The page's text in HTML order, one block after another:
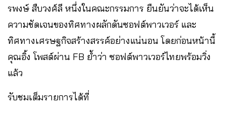
รพงษ์ สืบวงศ์ลี หนึ่งในคณะกรรมการ ยืนยันว่าจะได้เห็น
ความชัดเจนของทิศทางผลักดันซอฟต์พาวเวอร์ และ
ทิศทางเศรษฐกิจสร้างสรรค์อย่างแน่นอน โดยก่อนหน้านี้
คุณอิ้ง โพสต์ผ่าน FB ย้ำว่า ซอฟต์พาวเวอร์ไทยพร้อมวิ่ง
แล้ว​
รับชมเต็มรายการได้ที่